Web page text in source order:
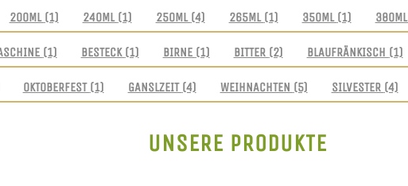
200ML (1) 240ML (1) 250ML (4) 265ML (1) 350ML (1) 380ML
(1) BESTECK (1) BIRNE (1) BITTER (2) BLAUFRÄNKISCH (1)
OKTOBERFEST (1) GANSLZEIT (4) WEIHNACHTEN (5) SILVESTER (4)
UNSERE PRODUKTE